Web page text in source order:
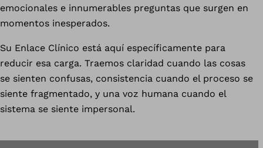
emocionales e innumerables preguntas que surgen en
momentos inesperados.
Su Enlace Clínico está aquí específicamente para
reducir esa carga. Traemos claridad cuando las cosas
se sienten confusas, consistencia cuando el proceso se
siente fragmentado, y una voz humana cuando el
sistema se siente impersonal.